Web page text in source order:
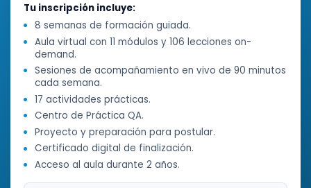
Tu inscripción incluye:
8 semanas de formación guiada.
Aula virtual con 11 módulos y 106 lecciones on-
demand.
Sesiones de acompañamiento en vivo de 90 minutos
cada semana.
17 actividades prácticas.
Centro de Práctica QA.
Proyecto y preparación para postular.
Certificado digital de finalización.
Acceso al aula durante 2 años.